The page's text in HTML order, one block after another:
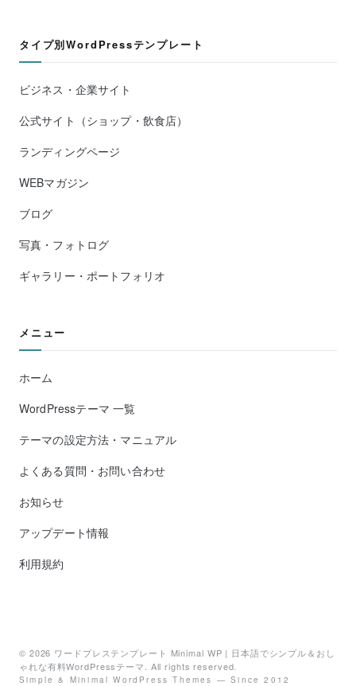
タイプ別WordPressテンプレート
ビジネス・企業サイト
公式サイト（ショップ・飲食店）
ランディングページ
WEBマガジン
ブログ
写真・フォトログ
ギャラリー・ポートフォリオ
メニュー
ホーム
WordPressテーマ 一覧
テーマの設定方法・マニュアル
よくある質問・お問い合わせ
お知らせ
アップデート情報
利用規約
© 2026 ワードプレステンプレート Minimal WP | 日本語でシンプル＆おし
ゃれな有料WordPressテーマ
. All rights reserved.
Simple & Minimal WordPress Themes — Since 2012